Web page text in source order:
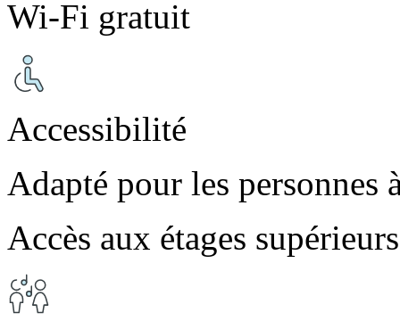
Wi-Fi gratuit
Accessibilité
Adapté pour les personnes
Accès aux étages